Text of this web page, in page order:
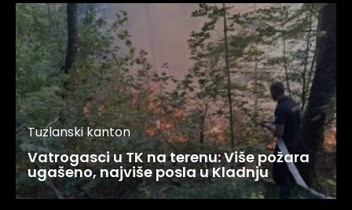
Tuzlanski kanton
Vatrogasci u TK na terenu: Više požara
ugašeno, najviše posla u Kladnju